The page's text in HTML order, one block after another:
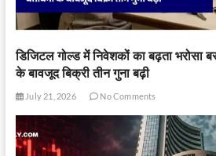
डिजिटल गोल्ड में निवेशकों का बढ़ता भरोसा
के बावजूद बिक्री तीन गुना बढ़ी
July 21, 2026 No Comments